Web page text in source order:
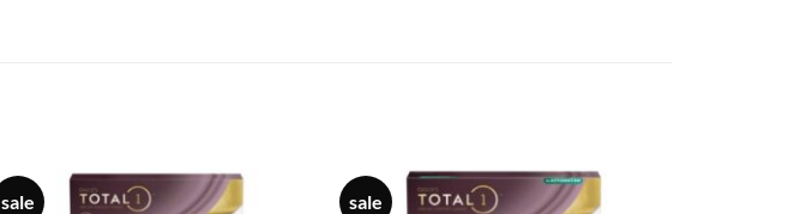
sale sale